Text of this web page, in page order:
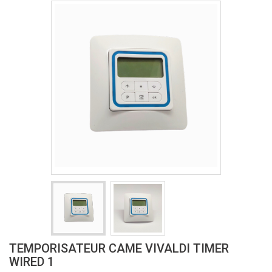
TEMPORISATEUR CAME VIVALDI TIMER
WIRED 1